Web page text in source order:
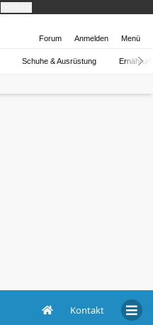
Forum Anmelden Menü
Schuhe & Ausrüstung
Kontakt